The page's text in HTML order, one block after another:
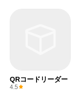
QRコードリーダー
4.5